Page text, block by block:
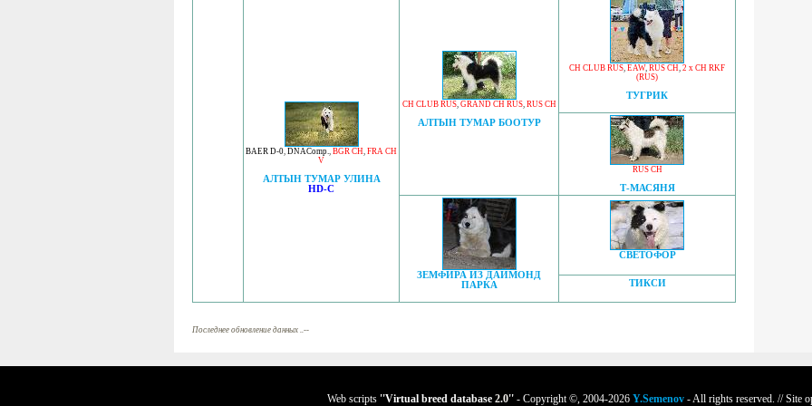
BAER D-0, DNAComp., BGR CH, FRA CH
V
АЛТЫН ТУМАР УЛИНА
HD-C
CH CLUB RUS, GRAND CH RUS, RUS CH
АЛТЫН ТУМАР БООТУР
CH CLUB RUS, EAW, RUS CH, 2 x CH RKF
(RUS)
ТУГРИК
RUS CH
Т-МАСЯНЯ
ЗЕМФИРА ИЗ ДАЙМОНД
ПАРКА
СВЕТОФОР
ТИКСИ
Последнее обновление данных ..--
Web scripts ''Virtual breed database 2.0'' - Copyright ©, 2004-2026 Y.Semenov - All rights reserved. // Site